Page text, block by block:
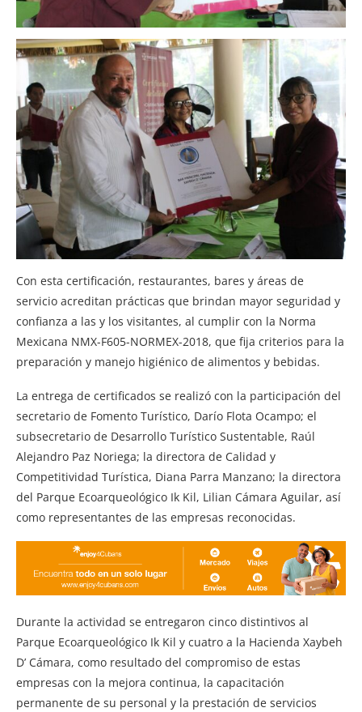
Con esta certificación, restaurantes, bares y áreas de
servicio acreditan prácticas que brindan mayor seguridad y
confianza a las y los visitantes, al cumplir con la Norma
Mexicana NMX-F605-NORMEX-2018, que fija criterios para la
preparación y manejo higiénico de alimentos y bebidas.
La entrega de certificados se realizó con la participación del
secretario de Fomento Turístico, Darío Flota Ocampo; el
subsecretario de Desarrollo Turístico Sustentable, Raúl
Alejandro Paz Noriega; la directora de Calidad y
Competitividad Turística, Diana Parra Manzano; la directora
del Parque Ecoarqueológico Ik Kil, Lilian Cámara Aguilar, así
como representantes de las empresas reconocidas.
Durante la actividad se entregaron cinco distintivos al
Parque Ecoarqueológico Ik Kil y cuatro a la Hacienda Xaybeh
D’ Cámara, como resultado del compromiso de estas
empresas con la mejora continua, la capacitación
permanente de su personal y la prestación de servicios